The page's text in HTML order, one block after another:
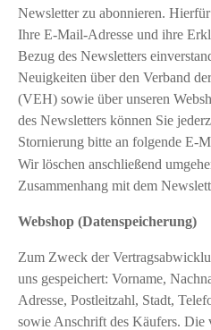
Newsletter zu abonnieren.
Ihre E-Mail-Adresse und ihre
Bezug des Newsletters
Neuigkeiten über den Verband
(VEH) sowie über unseren
des Newsletters können Sie
Stornierung bitte an folgende E-
Wir löschen anschließend
Zusammenhang mit dem
Webshop (Datenspeicherung)
Zum Zweck der
uns gespeichert: Vorname,
Adresse, Postleitzahl, Stadt,
sowie Anschrift des Käufers. Die